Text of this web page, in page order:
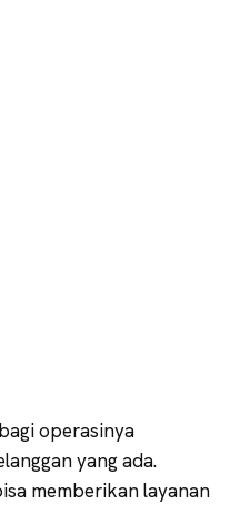
operasinya
yang ada.
memberikan layanan